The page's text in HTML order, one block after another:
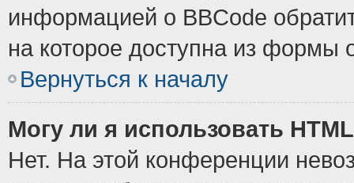
информацией о BBCode
на которое доступна из формы
Вернуться к началу
Могу ли я использовать
Нет. На этой конференции